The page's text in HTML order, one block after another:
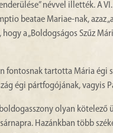
névvel illették. A
beatae Mariae-nak, azaz
a „Boldogságos Szűz
fontosnak tartotta Mária égi
égi pártfogójának, vagyis
olyan kötelező
Hazánkban több